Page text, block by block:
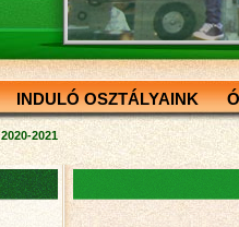
INDULÓ OSZTÁLYAINK
2020-2021